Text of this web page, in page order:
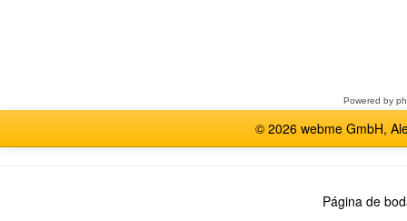
Powered by
© 2026 webme GmbH,
Página de